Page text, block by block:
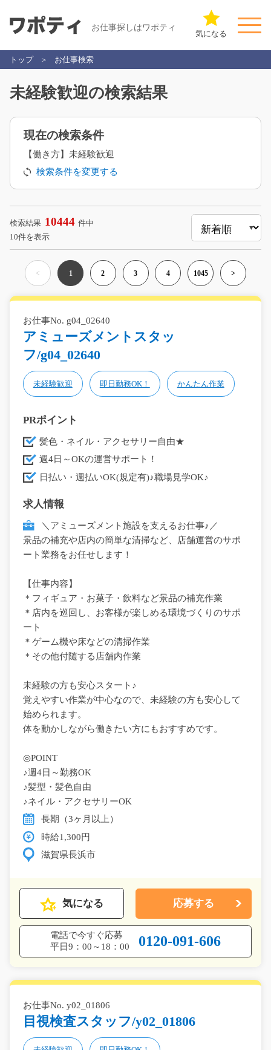
お仕事探しはワポティ
気になる
トップ お仕事検索
未経験歓迎の検索結果
現在の検索条件
【働き方】未経験歓迎
検索条件を変更する
検索結果 10444 件中
10件を表示
< 1 2 3 4 1045 >
お仕事No. g04_02640
アミューズメントスタッ
フ/g04_02640
未経験歓迎 即日勤務OK！ かんたん作業
PRポイント
髪色・ネイル・アクセサリー自由★
週4日～OKの運営サポート！
日払い・週払いOK(規定有)♪職場見学OK♪
求人情報
＼アミューズメント施設を支えるお仕事♪／
景品の補充や店内の簡単な清掃など、店舗運営のサポ
ート業務をお任せします！
【仕事内容】
＊フィギュア・お菓子・飲料など景品の補充作業
＊店内を巡回し、お客様が楽しめる環境づくりのサポ
ート
＊ゲーム機や床などの清掃作業
＊その他付随する店舗内作業
未経験の方も安心スタート♪
覚えやすい作業が中心なので、未経験の方も安心して
始められます。
体を動かしながら働きたい方にもおすすめです。
◎POINT
♪週4日～勤務OK
♪髪型・髪色自由
♪ネイル・アクセサリーOK
長期（3ヶ月以上）
時給1,300円
滋賀県長浜市
気になる 応募する
電話で今すぐ応募
平日9：00～18：00
0120-091-606
お仕事No. y02_01806
目視検査スタッフ/y02_01806